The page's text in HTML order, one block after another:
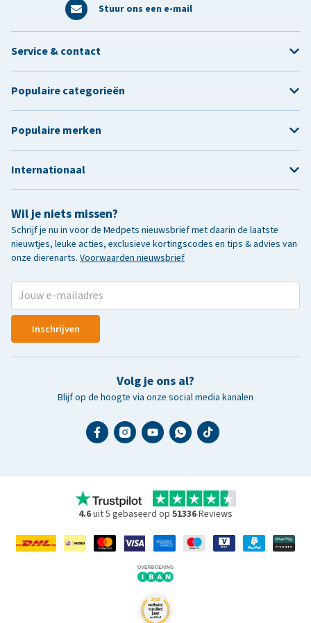
Stuur ons een e-mail
Wil je niets missen?
Schrijf je nu in voor de Medpets nieuwsbrief met daarin de laatste
nieuwtjes, leuke acties, exclusieve kortingscodes en tips & advies van
onze dierenarts. Voorwaarden nieuwsbrief
Inschrijven
Volg je ons al?
Blijf op de hoogte via onze social media kanalen
Service & contact
Populaire categorieën
Populaire merken
Internationaal
4.6uit 5 gebaseerd op 51336Reviews